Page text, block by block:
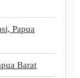
Papua
Barat